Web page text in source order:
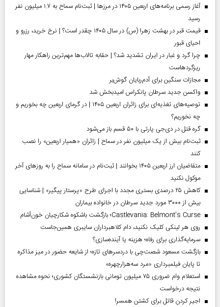
آغاز رسمی برنامه‌های اربعین ۱۴۰۵ در مرز‌ها | ثبت‌نام سماح به ۱.۷ میلیون نفر
رسید
قیمت قبر در بهشت زهرا (س) در سال ۱۴۰۵ چقدر است؟ | نرخ خرید، رزرو و
احیای قبور
چرا گرد و غبار در ایران تشدید شد؟ | حقابه تالاب‌ها مهم‌ترین راهکار مهار
ریزگردهاست
مجازات سنگین برای آدم‌ربایان گوش‌بر
واکسن جدید سرطان پانکراس امیدبخش شد
توصیه‌های تغذیه‌ای برای زائران اربعین ۱۴۰۵ | در گرمای اربعین چه بخوریم و
چه نخوریم؟
گره قتل در دی‌جی پارتی با ۵۰ قسم باز می‌شود
ثبت‌نام بیش از یک میلیون نفر در سماح | زائران «همیار اربعین» را نصب
کنند
متقاضیان ارز اربعین ۱۴۰۵ بخوانند | ثبت‌نام در سامانه سماح را به روز‌های آخر
موکول نکنید
کاهش ۲۵ درصدی بستری مجدد با اجرای طرح «پرستار پیگیر» | شناسایی
بیش از ۳۰۰۰ مورد جدید سرطان در خانواده بیماران
Castlevania: Belmont’s Curse؛ بازگشت باشکوه شکارچیان خون‌آشام
روی هر لینکی کلیک نکنید، دام کلاهبرداران سایبری همین‌جاست
سرمایه‌گذاری برای رفاه؛ هزینه یا آینده‌سازی؟
بازگشت مسعود شصت‌چی با دردسر‌های تازه؛ از شایعه حضور در میز مذاکره
تا پایان فیلمبرداری «مرد سه‌هزارچهره»
استعلام وام ضروری ۷۵ میلیون تومانی بازنشستگان کشوری؛ نحوه مشاهده
نتیجه درخواست
اجیر کردن قاتل برای کشتن همسر!